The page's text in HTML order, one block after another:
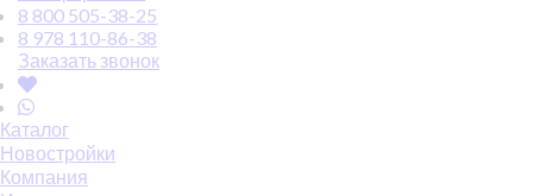
8 800 505-38-25
8 978 110-86-38
Заказать звонок
Каталог
Новостройки
Компания